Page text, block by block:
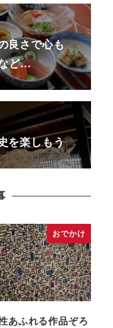
良さで心も
ど…
を楽しもう
おでかけ
あふれる作品ぞろ